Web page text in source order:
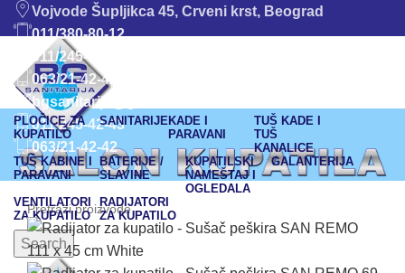
Vojvode Šupljikca 45, Crveni krst, Beograd
011/380-80-12
011/245-42-43
063/21-42-42
bgsanitarija@gmail.com
011 245-42-43
063/21-42-42
Search
PLOČICE ZA
KUPATILO
SANITARIJEKADE I
PARAVANI
TUŠ KADE I
TUŠ
KANALICE
TUŠ KABINE I
PARAVANI
BATERIJE /
SLAVINE
KUPATILSKI
NAMEŠTAJ I
OGLEDALA
GALANTERIJA
VENTILATORI
ZA KUPATILO
RADIJATORI
ZA KUPATILO